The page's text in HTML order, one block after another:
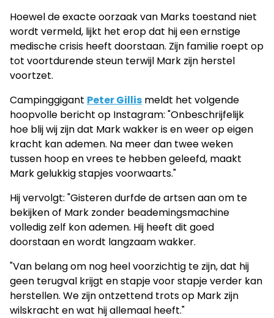
Hoewel de exacte oorzaak van Marks toestand niet
wordt vermeld, lijkt het erop dat hij een ernstige
medische crisis heeft doorstaan. Zijn familie roept op
tot voortdurende steun terwijl Mark zijn herstel
voortzet.
Campinggigant Peter Gillis meldt het volgende
hoopvolle bericht op Instagram: "Onbeschrijfelijk
hoe blij wij zijn dat Mark wakker is en weer op eigen
kracht kan ademen. Na meer dan twee weken
tussen hoop en vrees te hebben geleefd, maakt
Mark gelukkig stapjes voorwaarts."
Hij vervolgt: "Gisteren durfde de artsen aan om te
bekijken of Mark zonder beademingsmachine
volledig zelf kon ademen. Hij heeft dit goed
doorstaan en wordt langzaam wakker.
"Van belang om nog heel voorzichtig te zijn, dat hij
geen terugval krijgt en stapje voor stapje verder kan
herstellen. We zijn ontzettend trots op Mark zijn
wilskracht en wat hij allemaal heeft."